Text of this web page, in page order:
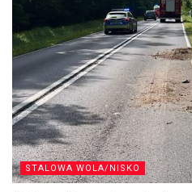
STALOWA WOLA/NISKO